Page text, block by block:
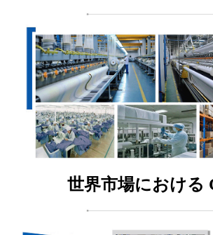
世界市場における